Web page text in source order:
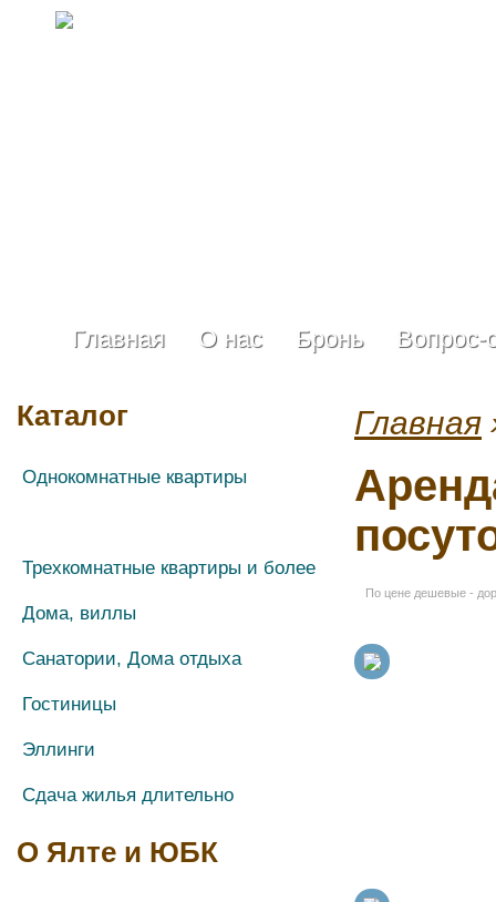
Главная О нас Бронь Вопрос-
Каталог
Однокомнатные квартиры
Трехкомнатные квартиры и более
Дома, виллы
Санатории, Дома отдыха
Гостиницы
Эллинги
Сдача жилья длительно
О Ялте и ЮБК
Главная
По цене дешевые -